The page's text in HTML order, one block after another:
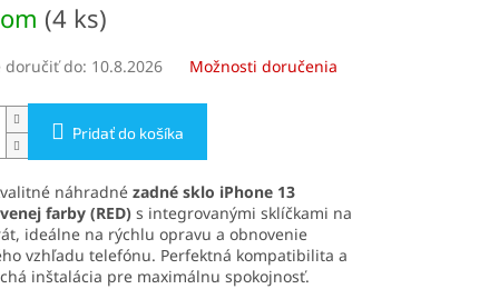
(4 ks)
doručiť do: 10.8.2026 Možnosti doručenia
Pridať do košíka
náhradné zadné sklo iPhone 13
farby (RED) s integrovanými sklíčkami na
ideálne na rýchlu opravu a obnovenie
vzhľadu telefónu. Perfektná kompatibilita a
inštalácia pre maximálnu spokojnosť.